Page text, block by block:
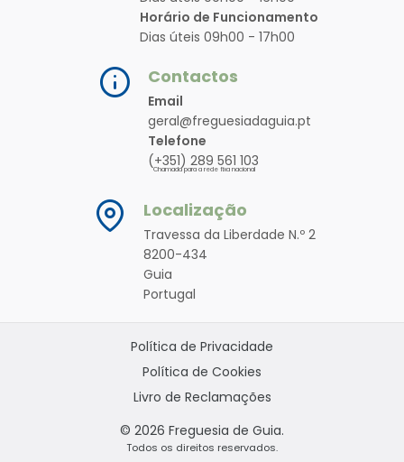
Horário de Funcionamento
Dias úteis 09h00 - 17h00
Contactos
Email
geral@freguesiadaguia.pt
Telefone
(+351) 289 561 103
Chamada para a rede fixa nacional
Localização
Travessa da Liberdade N.º 2
8200-434
Guia
Portugal
Política de Privacidade
Política de Cookies
Livro de Reclamações
© 2026 Freguesia de Guia.
Todos os direitos reservados.